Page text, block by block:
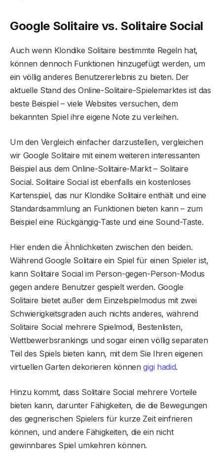
Google Solitaire vs. Solitaire Social
Auch wenn Klondike Solitaire bestimmte Regeln hat,
können dennoch Funktionen hinzugefügt werden, um
ein völlig anderes Benutzererlebnis zu bieten. Der
aktuelle Stand des Online-Solitaire-Spielemarktes ist das
beste Beispiel – viele Websites versuchen, dem
bekannten Spiel ihre eigene Note zu verleihen.
Um den Vergleich einfacher darzustellen, vergleichen
wir Google Solitaire mit einem weiteren interessanten
Beispiel aus dem Online-Solitaire-Markt – Solitaire
Social. Solitaire Social ist ebenfalls ein kostenloses
Kartenspiel, das nur Klondike Solitaire enthält und eine
Standardsammlung an Funktionen bieten kann – zum
Beispiel eine Rückgängig-Taste und eine Sound-Taste.
Hier enden die Ähnlichkeiten zwischen den beiden.
Während Google Solitaire ein Spiel für einen Spieler ist,
kann Solitaire Social im Person-gegen-Person-Modus
gegen andere Benutzer gespielt werden. Google
Solitaire bietet außer dem Einzelspielmodus mit zwei
Schwierigkeitsgraden auch nichts anderes, während
Solitaire Social mehrere Spielmodi, Bestenlisten,
Wettbewerbsrankings und sogar einen völlig separaten
Teil des Spiels bieten kann, mit dem Sie Ihren eigenen
virtuellen Garten dekorieren könnengigi hadid.
Hinzu kommt, dass Solitaire Social mehrere Vorteile
bieten kann, darunter Fähigkeiten, die die Bewegungen
des gegnerischen Spielers für kurze Zeit einfrieren
können, und andere Fähigkeiten, die ein nicht
gewinnbares Spiel umkehren können.